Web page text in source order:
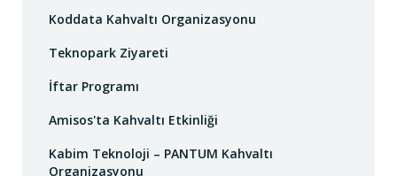
Koddata Kahvaltı Organizasyonu
Teknopark Ziyareti
İftar Programı
Amisos'ta Kahvaltı Etkinliği
Kabim Teknoloji – PANTUM Kahvaltı
Organizasyonu